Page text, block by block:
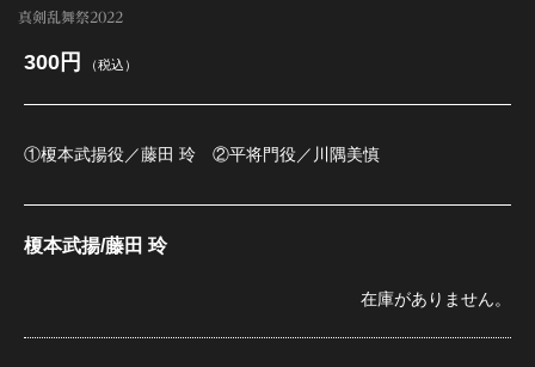
真剣乱舞祭2022
300円 （税込）
①榎本武揚役／藤田 玲 ②平将門役／川隅美慎
榎本武揚/藤田 玲
在庫がありません。